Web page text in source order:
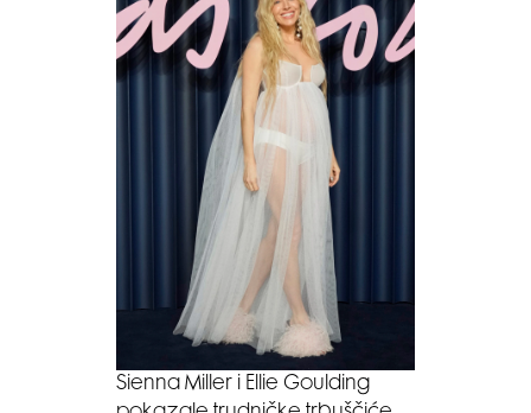
Sienna Miller i Ellie Goulding